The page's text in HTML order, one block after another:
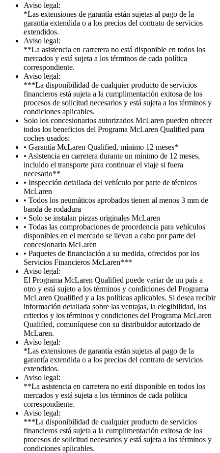
Aviso legal:
*Las extensiones de garantía están sujetas al pago de la
garantía extendida o a los precios del contrato de servicios
extendidos.
Aviso legal:
**La asistencia en carretera no está disponible en todos los
mercados y está sujeta a los términos de cada política
correspondiente.
Aviso legal:
***La disponibilidad de cualquier producto de servicios
financieros está sujeta a la cumplimentación exitosa de los
procesos de solicitud necesarios y está sujeta a los términos y
condiciones aplicables.
Solo los concesionarios autorizados McLaren pueden ofrecer
todos los beneficios del Programa McLaren Qualified para
coches usados:
• Garantía McLaren Qualified, mínimo 12 meses*
• Asistencia en carretera durante un mínimo de 12 meses,
incluido el transporte para continuar el viaje si fuera
necesario**
• Inspección detallada del vehículo por parte de técnicos
McLaren
• Todos los neumáticos aprobados tienen al menos 3 mm de
banda de rodadura
• Solo se instalan piezas originales McLaren
• Todas las comprobaciones de procedencia para vehículos
disponibles en el mercado se llevan a cabo por parte del
concesionario McLaren
• Paquetes de financiación a su medida, ofrecidos por los
Servicios Financieros McLaren***
Aviso legal:
El Programa McLaren Qualified puede variar de un país a
otro y está sujeto a los términos y condiciones del Programa
McLaren Qualified y a las políticas aplicables. Si desea recibir
información detallada sobre las ventajas, la elegibilidad, los
criterios y los términos y condiciones del Programa McLaren
Qualified, comuníquese con su distribuidor autorizado de
McLaren.
Aviso legal:
*Las extensiones de garantía están sujetas al pago de la
garantía extendida o a los precios del contrato de servicios
extendidos.
Aviso legal:
**La asistencia en carretera no está disponible en todos los
mercados y está sujeta a los términos de cada política
correspondiente.
Aviso legal:
***La disponibilidad de cualquier producto de servicios
financieros está sujeta a la cumplimentación exitosa de los
procesos de solicitud necesarios y está sujeta a los términos y
condiciones aplicables.